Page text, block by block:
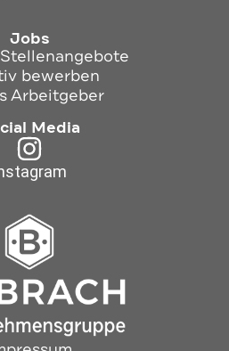
Jobs
bewerben
Arbeitgeber
Media